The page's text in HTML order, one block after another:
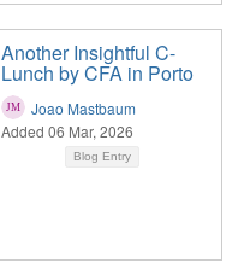
Another Insightful C-
Lunch by CFA in Porto
Joao Mastbaum
Added 06 Mar, 2026
Blog Entry